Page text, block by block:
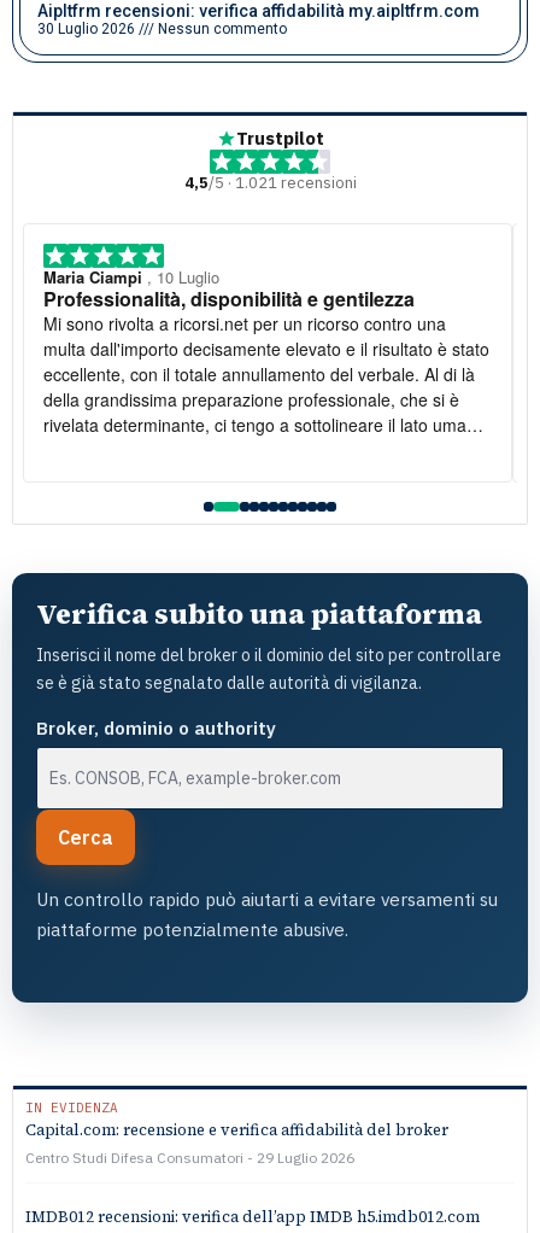
Aipltfrm recensioni: verifica affidabilità my.aipltfrm.com
30 Luglio 2026 Nessun commento
Trustpilot
4,5/5 · 1.021 recensioni
Maria Ciampi , 10 Luglio
Professionalità, disponibilità e gentilezza
Mi sono rivolta a ricorsi.net per un ricorso contro una
multa dall'importo decisamente elevato e il risultato è stato
eccellente, con il totale annullamento del verbale. Al di là
della grandissima preparazione professionale, che si è
rivelata determinante, ci tengo a sottolineare il lato umano:
Verifica subito una piattaforma
Inserisci il nome del broker o il dominio del sito per controllare
se è già stato segnalato dalle autorità di vigilanza.
Broker, dominio o authority
Cerca
Un controllo rapido può aiutarti a evitare versamenti su
piattaforme potenzialmente abusive.
IN EVIDENZA
Capital.com: recensione e verifica affidabilità del broker
Centro Studi Difesa Consumatori 29 Luglio 2026
IMDB012 recensioni: verifica dell’app IMDB h5.imdb012.com